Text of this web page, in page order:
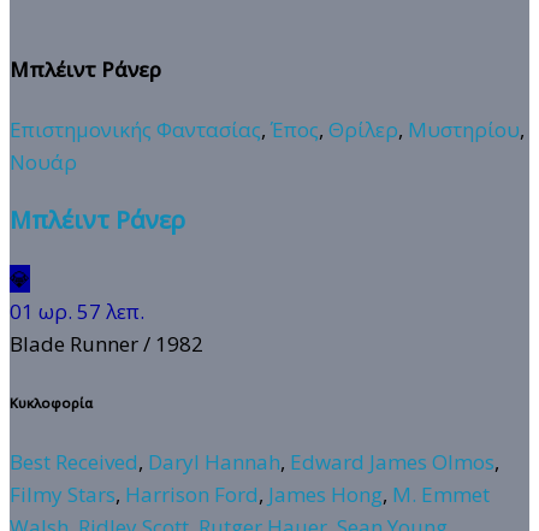
Μπλέιντ Ράνερ
Επιστημονικής Φαντασίας, Έπος, Θρίλερ, Μυστηρίου,
Νουάρ
Μπλέιντ Ράνερ
💎
01 ωρ. 57 λεπ.
Blade Runner/ 1982
Κυκλοφορία
Best Received, Daryl Hannah, Edward James Olmos,
Filmy Stars, Harrison Ford, James Hong, M. Emmet